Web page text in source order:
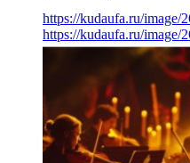
https://kudaufa.ru/image/
https://kudaufa.ru/image/